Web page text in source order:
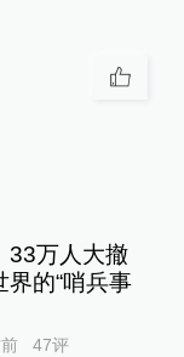
33万人大撤
的“哨兵事
47评